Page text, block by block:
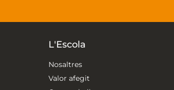
L'Escola
Nosaltres
Valor afegit